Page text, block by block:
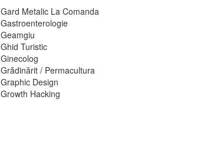
Gard Metalic La Comanda
Gastroenterologie
Geamgiu
Ghid Turistic
Ginecolog
Grădinărit / Permacultura
Graphic Design
Growth Hacking